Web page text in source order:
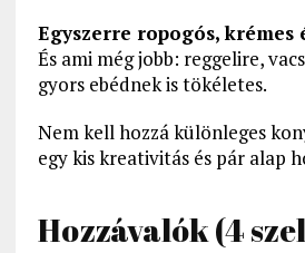
Egyszerre ropogós, krémes
És ami még jobb: reggelire,
gyors ebédnek is tökéletes.
Nem kell hozzá különleges
egy kis kreativitás és pár alap
Hozzávalók (4